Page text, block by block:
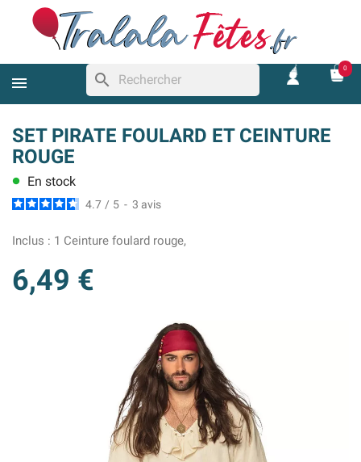
search
0
SET PIRATE FOULARD ET CEINTURE
ROUGE
lens En stock
4.7 / 5 - 3 avis
Inclus : 1 Ceinture foulard rouge,
6,49 €